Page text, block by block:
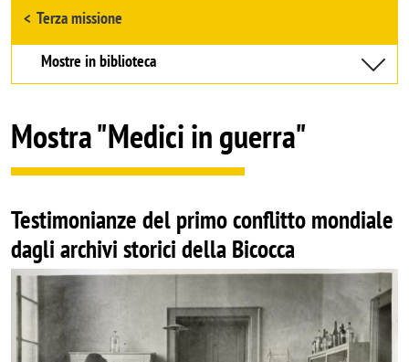
Browse the section
Terza missione
Mostre in biblioteca
Mostra "Medici in guerra"
Testimonianze del primo conflitto mondiale
dagli archivi storici della Bicocca
Image